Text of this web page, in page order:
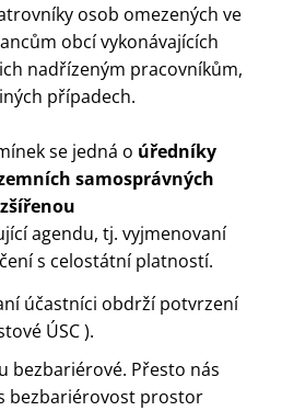
osob omezených ve
obcí vykonávajících
nadřízeným pracovníkům,
případech.
se jedná o úředníky
samosprávných
agendu, tj. vyjmenovaní
s celostátní platností.
účastníci obdrží potvrzení
ÚSC ).
bezbariérové. Přesto nás
bezbariérovost prostor